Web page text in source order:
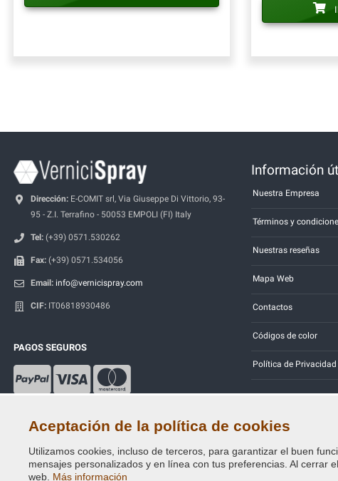
Dirección: E-COMIT srl, Via Giuseppe Di Vittorio, 93-
95 - Z.I. Terrafino - 50053 EMPOLI (FI) Italy
Tel: (+39) 0571.530262
Fax: (+39) 0571.534056
Email: info@vernicispray.com
CIF: IT06818930486
PAGOS SEGUROS
Información
Nuestra Empresa
Términos y
Nuestras reseñas
Mapa Web
Contactos
Códigos de color
Política de Privacidad
Copyright © 2014 - 2026. All Rights Reserved.
Visitantes En Línea: 341
Aceptación de la política de cookies
Utilizamos cookies, incluso de terceros, para garantizar el buen
mensajes personalizados y en línea con tus preferencias. Al cerrar
web. Más información